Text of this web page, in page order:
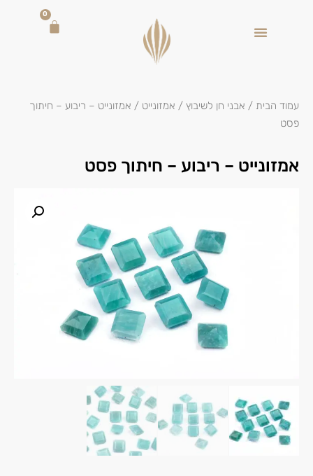
0
עמוד הבית / אבני חן לשיבוץ / אמזונייט / אמזונייט – ריבוע – חיתוך
פסט
אמזונייט – ריבוע – חיתוך פסט